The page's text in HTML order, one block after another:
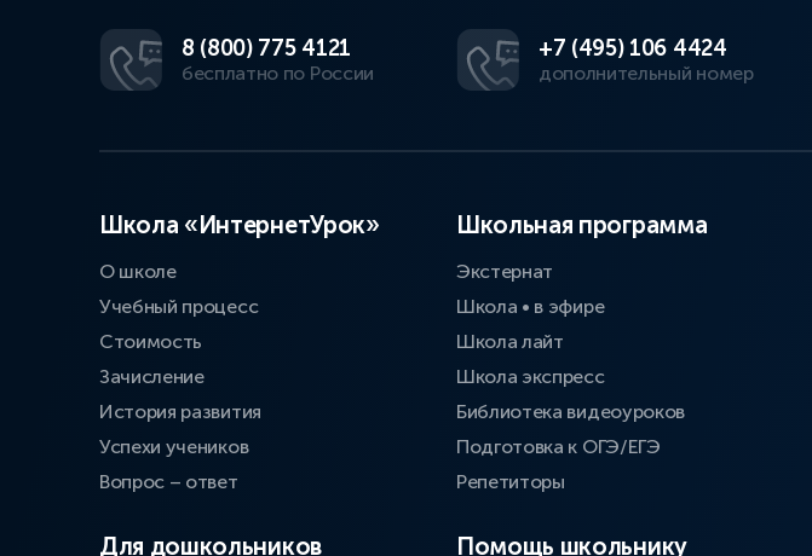
8 (800) 775 4121
бесплатно по России
+7 (495) 106 4424
дополнительный номер
Школа «ИнтернетУрок»
О школе
Учебный процесс
Стоимость
Зачисление
История развития
Успехи учеников
Вопрос – ответ
Для дошкольников
Школьная программа
Экстернат
Школа • в эфире
Школа лайт
Школа экспресс
Библиотека видеоуроков
Подготовка к ОГЭ/ЕГЭ
Репетиторы
Помощь школьнику